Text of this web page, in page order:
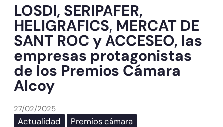
LOSDI, SERIPAFER,
HELIGRAFICS, MERCAT DE
SANT ROC y ACCESEO, las
empresas protagonistas
de los Premios Cámara
Alcoy
27/02/2025
Actualidad Premios cámara